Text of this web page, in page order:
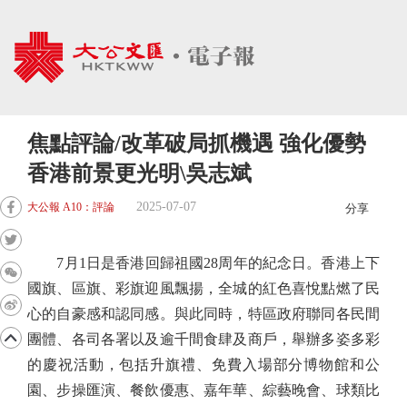
焦點評論/改革破局抓機遇 強化優勢
香港前景更光明\吳志斌
大公報 A10：評論 2025-07-07 分享
7月1日是香港回歸祖國28周年的紀念日。香港上下
國旗、區旗、彩旗迎風飄揚，全城的紅色喜悅點燃了民
心的自豪感和認同感。與此同時，特區政府聯同各民間
團體、各司各署以及逾千間食肆及商戶，舉辦多姿多彩
的慶祝活動，包括升旗禮、免費入場部分博物館和公
園、步操匯演、餐飲優惠、嘉年華、綜藝晚會、球類比